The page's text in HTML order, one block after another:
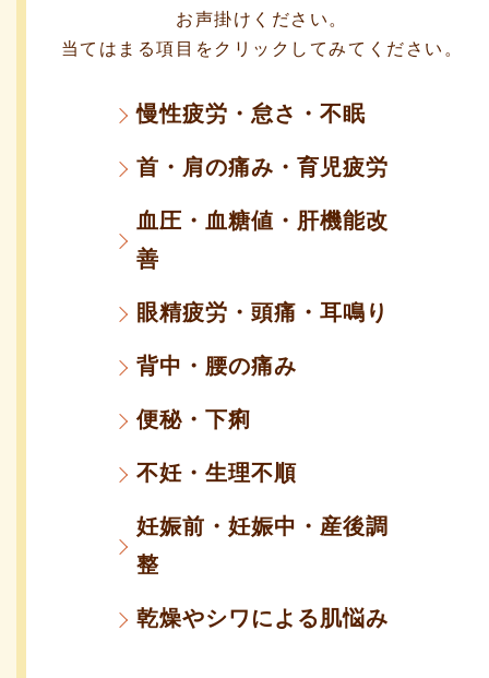
お声掛けください。
当てはまる項目をクリックしてみてください。
慢性疲労・怠さ・不眠
首・肩の痛み・育児疲労
血圧・血糖値・肝機能改
善
眼精疲労・頭痛・耳鳴り
背中・腰の痛み
便秘・下痢
不妊・生理不順
妊娠前・妊娠中・産後調
整
乾燥やシワによる肌悩み